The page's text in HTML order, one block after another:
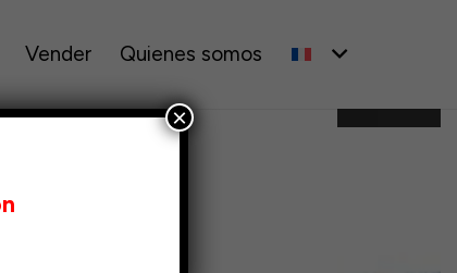
Vender Quienes somos
×